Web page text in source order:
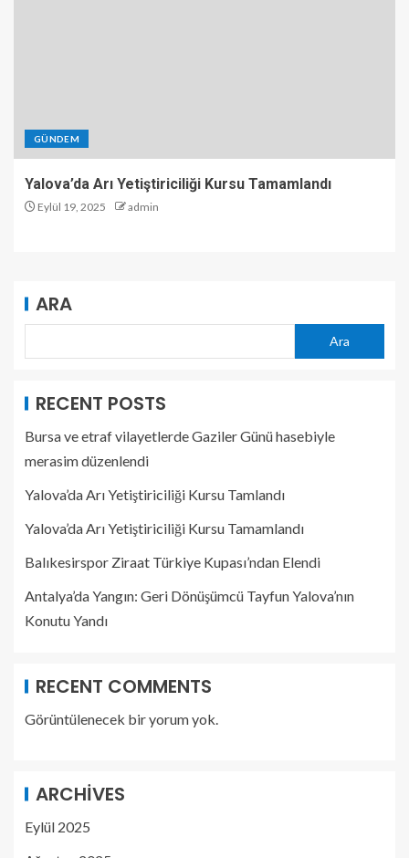
GÜNDEM
Yalova’da Arı Yetiştiriciliği Kursu Tamamlandı
Eylül 19, 2025 admin
ARA
Ara
RECENT POSTS
Bursa ve etraf vilayetlerde Gaziler Günü hasebiyle
merasim düzenlendi
Yalova’da Arı Yetiştiriciliği Kursu Tamlandı
Yalova’da Arı Yetiştiriciliği Kursu Tamamlandı
Balıkesirspor Ziraat Türkiye Kupası’ndan Elendi
Antalya’da Yangın: Geri Dönüşümcü Tayfun Yalova’nın
Konutu Yandı
RECENT COMMENTS
Görüntülenecek bir yorum yok.
ARCHIVES
Eylül 2025